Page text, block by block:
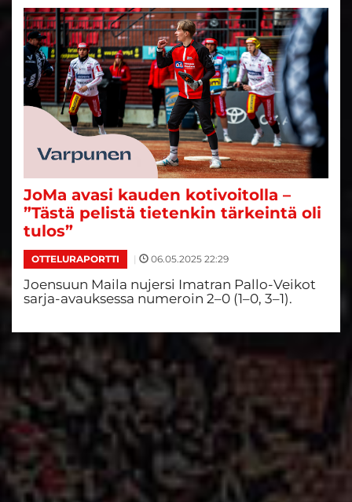
JoMa avasi kauden kotivoitolla –
”Tästä pelistä tietenkin tärkeintä oli
tulos”
OTTELURAPORTTI | 06.05.2025 22:29
Joensuun Maila nujersi Imatran Pallo-Veikot
sarja-avauksessa numeroin 2–0 (1–0, 3–1).